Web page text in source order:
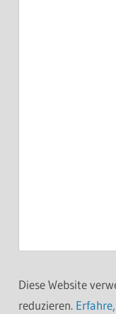
Diese Website
reduzieren.